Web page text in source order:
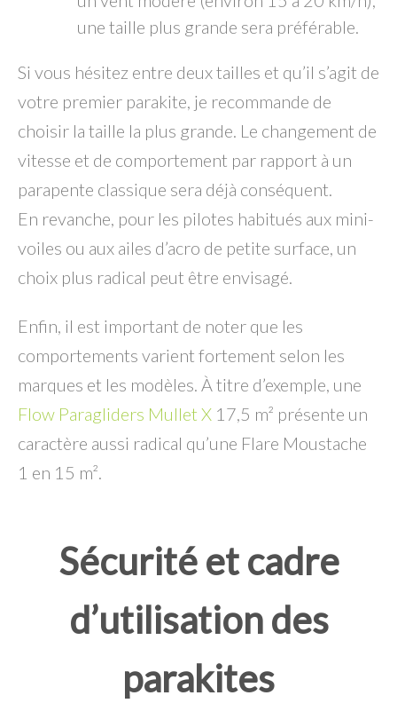
une taille plus grande sera préférable.
Si vous hésitez entre deux tailles et qu’il s’agit de
votre premier parakite, je recommande de
choisir la taille la plus grande. Le changement de
vitesse et de comportement par rapport à un
parapente classique sera déjà conséquent.
En revanche, pour les pilotes habitués aux mini-
voiles ou aux ailes d’acro de petite surface, un
choix plus radical peut être envisagé.
Enfin, il est important de noter que les
comportements varient fortement selon les
marques et les modèles. À titre d’exemple, une
Flow Paragliders Mullet X 17,5 m² présente un
caractère aussi radical qu’une Flare Moustache
1 en 15 m².
Sécurité et cadre
d’utilisation des
parakites